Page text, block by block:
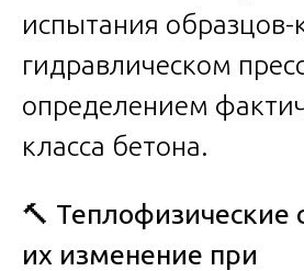
испытания образцов-
гидравлическом
определением
класса бетона.
🔨 Теплофизические
их изменение при